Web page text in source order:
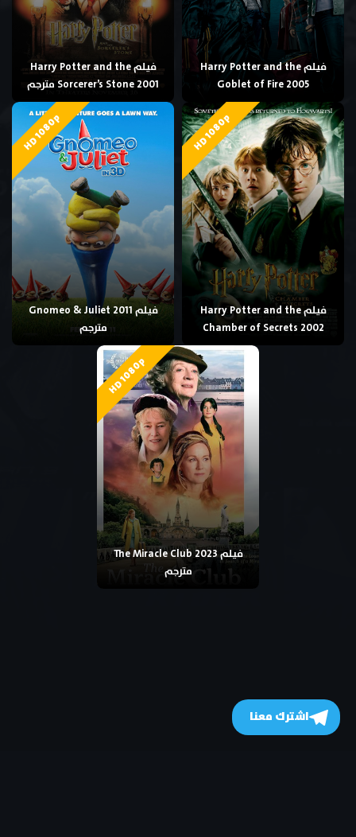
فيلم Harry Potter and the
Goblet of Fire 2005
فيلم Harry Potter and the
Sorcerer’s Stone 2001 مترجم
HD 1080p
فيلم Harry Potter and the
Chamber of Secrets 2002
HD 1080p
فيلم Gnomeo & Juliet 2011
مترجم
HD 1080p
فيلم The Miracle Club 2023
مترجم
اشترك معنا